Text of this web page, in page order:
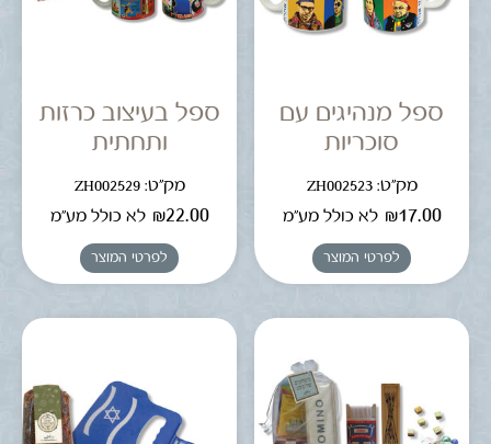
ספל מנהיגים עם
סוכריות
מק"ט: ZH002523
₪17.00 לא כולל מע"מ
לפרטי המוצר
ספל בעיצוב כרזות
ותחתית
מק"ט: ZH002529
₪22.00 לא כולל מע"מ
לפרטי המוצר